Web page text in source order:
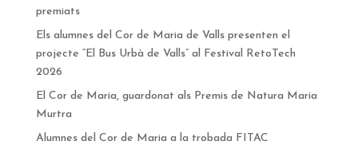
premiats
Els alumnes del Cor de Maria de Valls presenten el
projecte “El Bus Urbà de Valls” al Festival RetoTech
2026
El Cor de Maria, guardonat als Premis de Natura Maria
Murtra
Alumnes del Cor de Maria a la trobada FITAC